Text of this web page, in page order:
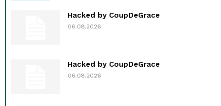
Hacked by CoupDeGrace
06.08.2026
Hacked by CoupDeGrace
06.08.2026